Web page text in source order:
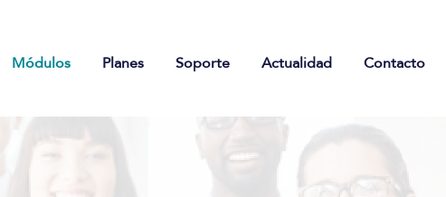
Módulos Planes Soporte Actualidad Contacto